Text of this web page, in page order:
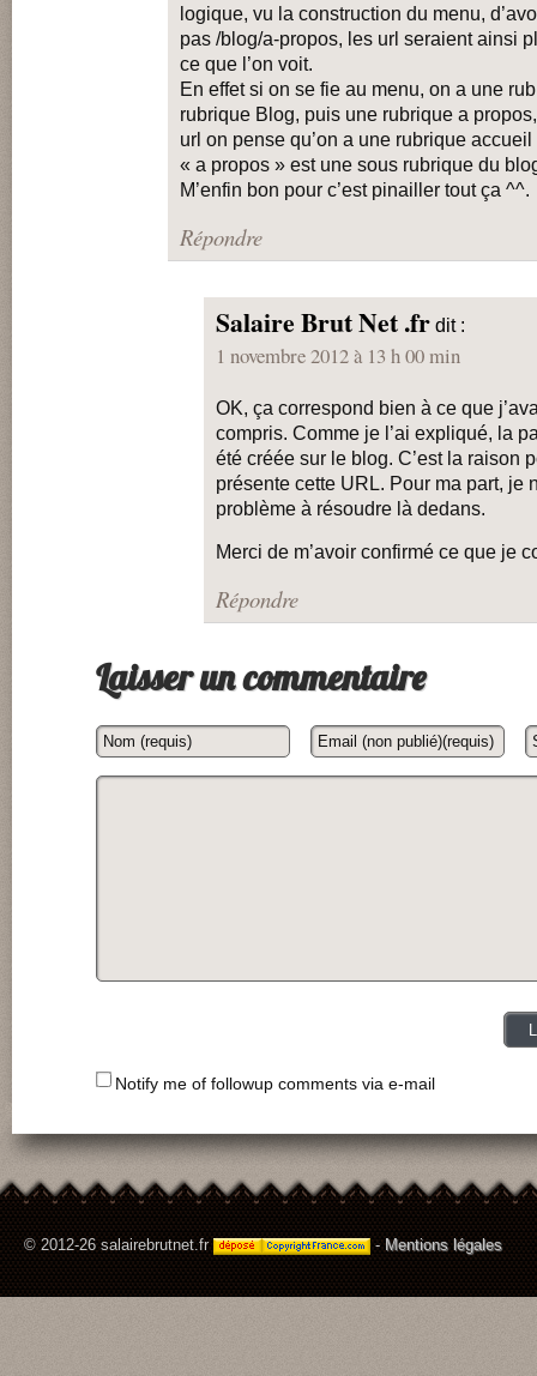
logique, vu la construction du menu,
pas /blog/a-propos, les url seraient ainsi
ce que l’on voit.
En effet si on se fie au menu, on a une
rubrique Blog, puis une rubrique a
url on pense qu’on a une rubrique
« a propos » est une sous rubrique du
M’enfin bon pour c’est pinailler tout ça ^^.
Répondre
Salaire Brut Net .fr dit :
1 novembre 2012 à 13 h 00 min
OK, ça correspond bien à ce que
compris. Comme je l’ai expliqué, la
été créée sur le blog. C’est la raison
présente cette URL. Pour ma part, je
problème à résoudre là dedans.
Merci de m’avoir confirmé ce que je
Répondre
Laisser un commentaire
Notify me of followup comments via e-mail
© 2012-26 salairebrutnet.fr -Mentions légales